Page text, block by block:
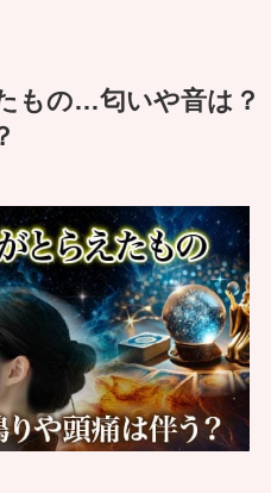
もの…匂いや音は？